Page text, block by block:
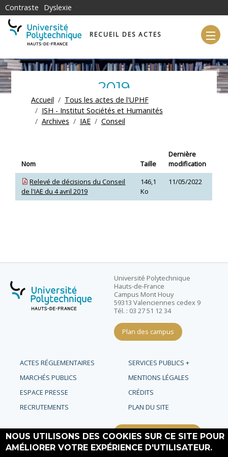
Aller au contenu principal
Contraste Dyslexie
RECUEIL DES ACTES
2019
FIL D'ARIANE
Accueil
Tous les actes de l'UPHF
ISH - Institut Sociétés et Humanités
Archives
IAE Conseil
Nom Taille
Dernière
modification
Relevé de décisions du Conseil
de l'IAE du 4 avril 2019
146,1
Ko
11/05/2022
Université Polytechnique
Hauts-de-France
Campus Mont Houy
59313 Valenciennes cedex 9
Tél. : 03 27 51 12 34
Plan des campus
ACTES RÉGLEMENTAIRES
SERVICES PUBLICS +
MARCHÉS PUBLICS
MENTIONS LÉGALES
ESPACE PRESSE
CRÉDITS
RECRUTEMENTS
PLAN DU SITE
Requête d'amélioration
Rejoignez-nous !
NOUS UTILISONS DES COOKIES SUR CE SITE POUR
AMÉLIORER VOTRE EXPÉRIENCE D'UTILISATEUR.